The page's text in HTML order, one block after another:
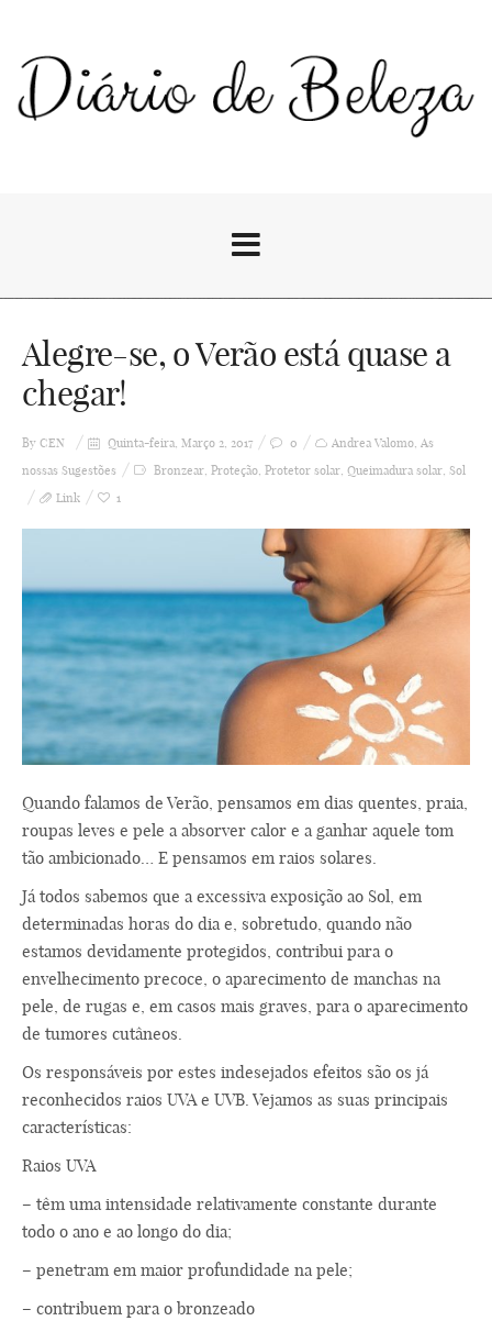
Alegre-se, o Verão está quase a
chegar!
By CEN Quinta-feira, Março 2, 2017 0 Andrea Valomo, As
nossas Sugestões
Bronzear, Proteção, Protetor solar, Queimadura solar, Sol
Link
1
Quando falamos de Verão, pensamos em dias quentes, praia,
roupas leves e pele a absorver calor e a ganhar aquele tom
tão ambicionado… E pensamos em raios solares.
Já todos sabemos que a excessiva exposição ao Sol, em
determinadas horas do dia e, sobretudo, quando não
estamos devidamente protegidos, contribui para o
envelhecimento precoce, o aparecimento de manchas na
pele, de rugas e, em casos mais graves, para o aparecimento
de tumores cutâneos.
Os responsáveis por estes indesejados efeitos são os já
reconhecidos raios UVA e UVB. Vejamos as suas principais
características:
Raios UVA
– têm uma intensidade relativamente constante durante
todo o ano e ao longo do dia;
– penetram em maior profundidade na pele;
– contribuem para o bronzeado